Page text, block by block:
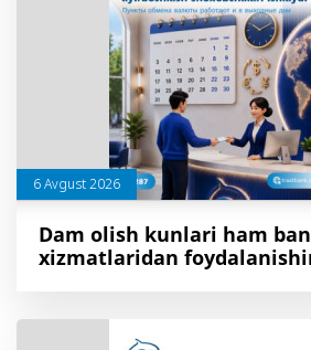
6 Avgust 2026
Dam olish kunlari ham
xizmatlaridan